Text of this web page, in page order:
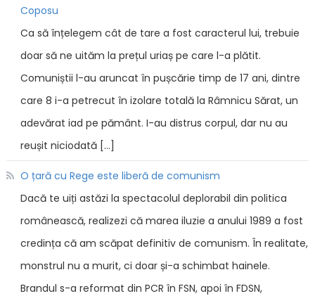
Coposu
Ca să înțelegem cât de tare a fost caracterul lui, trebuie
doar să ne uităm la prețul uriaș pe care l-a plătit.
Comuniștii l-au aruncat în pușcărie timp de 17 ani, dintre
care 8 i-a petrecut în izolare totală la Râmnicu Sărat, un
adevărat iad pe pământ. I-au distrus corpul, dar nu au
reușit niciodată […]
O țară cu Rege este liberă de comunism
Dacă te uiți astăzi la spectacolul deplorabil din politica
românească, realizezi că marea iluzie a anului 1989 a fost
credința că am scăpat definitiv de comunism. În realitate,
monstrul nu a murit, ci doar și-a schimbat hainele.
Brandul s-a reformat din PCR în FSN, apoi în FDSN,